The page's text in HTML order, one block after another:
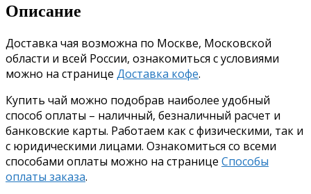
Описание
Доставка чая возможна по Москве, Московской
области и всей России, ознакомиться с условиями
можно на странице Доставка кофе.
Купить чай можно подобрав наиболее удобный
способ оплаты – наличный, безналичный расчет и
банковские карты. Работаем как с физическими, так и
с юридическими лицами. Ознакомиться со всеми
способами оплаты можно на странице Способы
оплаты заказа.